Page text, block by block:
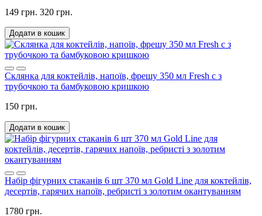
149 грн. 320 грн.
Додати в кошик
Склянка для коктейлів, напоїв, фрешу 350 мл Fresh c з
трубочкою та бамбуковою кришкою
150 грн.
Додати в кошик
Набір фігурних стаканів 6 шт 370 мл Gold Line для коктейлів,
десертів, гарячих напоїв, ребристі з золотим окантуванням
1780 грн.